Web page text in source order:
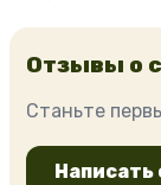
Отзывы о
Станьте
Написать